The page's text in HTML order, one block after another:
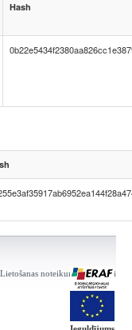
Hash
Lietošanas noteikumi | Kontakti